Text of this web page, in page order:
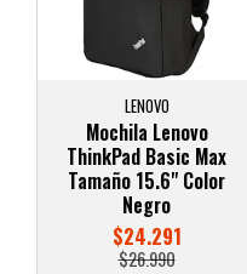
LENOVO
Mochila Lenovo
ThinkPad Basic Max
Tamaño 15.6" Color
Negro
$24.291
$26.990